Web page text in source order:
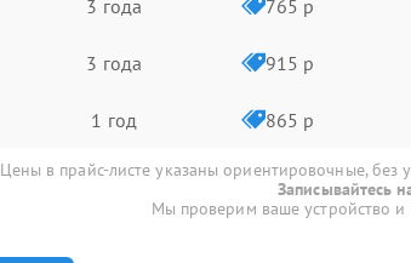
3 года 765 р
3 года 915 р
1 год 865 р
Цены в прайс-листе указаны ориентировочные, без
Записывайтесь
Мы проверим ваше устройство и